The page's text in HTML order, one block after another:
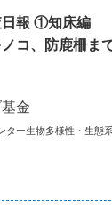
日報 ①知床編
コ、防鹿柵ま
金
ター生物多様性・生態